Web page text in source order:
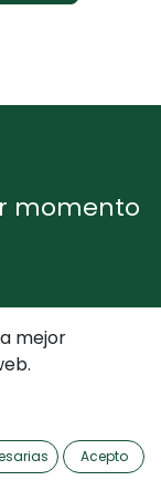
momento
mejor
Acepto